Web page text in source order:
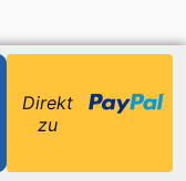
Direkt
zu